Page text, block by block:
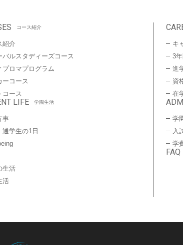
コース紹介
紹介
バルスタディーズコース
プロマプログラム
ーコース
コース
LIFE 学園生活
事
通学生の1日
生活
活
キ
3
進
資
在
学
入
学
FAQ